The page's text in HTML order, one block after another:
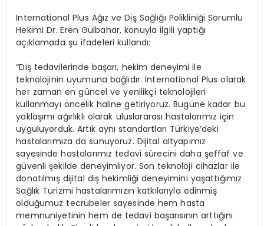
International Plus Ağız ve Diş Sağlığı Polikliniği Sorumlu
Hekimi Dr. Eren Gülbahar, konuyla ilgili yaptığı
açıklamada şu ifadeleri kullandı:
“Diş tedavilerinde başarı, hekim deneyimi ile
teknolojinin uyumuna bağlıdır. International Plus olarak
her zaman en güncel ve yenilikçi teknolojileri
kullanmayı öncelik haline getiriyoruz. Bugüne kadar bu
yaklaşımı ağırlıklı olarak uluslararası hastalarımız için
uyguluyorduk. Artık aynı standartları Türkiye’deki
hastalarımıza da sunuyoruz. Dijital altyapımız
sayesinde hastalarımız tedavi sürecini daha şeffaf ve
güvenli şekilde deneyimliyor. Son teknoloji cihazlar ile
donatılmış dijital diş hekimliği deneyimini yaşattığımız
Sağlık Turizmi hastalarımızın katkılarıyla edinmiş
olduğumuz tecrübeler sayesinde hem hasta
memnuniyetinin hem de tedavi başarısının arttığını